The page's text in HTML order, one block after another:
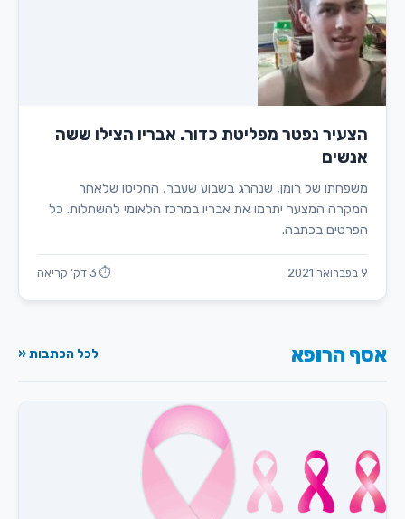
הצעיר נפטר מפליטת כדור. אבריו הצילו ששה
אנשים
משפחתו של רומן, שנהרג בשבוע שעבר, החליטו שלאחר
המקרה המצער יתרמו את אבריו במרכז הלאומי להשתלות. כל
הפרטים בכתבה.
9 בפברואר 2021 ⏱ 3 דק' קריאה
אסף הרופא לכל הכתבות «